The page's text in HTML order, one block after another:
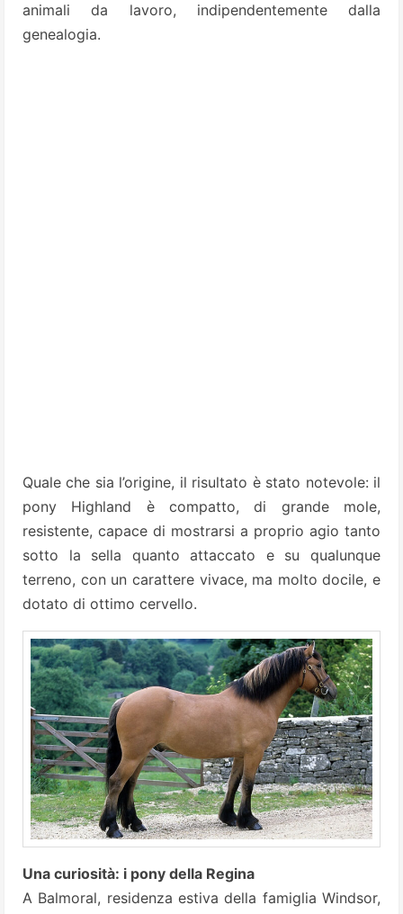
animali da lavoro, indipendentemente dalla
genealogia.
Quale che sia l’origine, il risultato è stato notevole: il
pony Highland è compatto, di grande mole,
resistente, capace di mostrarsi a proprio agio tanto
sotto la sella quanto attaccato e su qualunque
terreno, con un carattere vivace, ma molto docile, e
dotato di ottimo cervello.
Una curiosità: i pony della Regina
A Balmoral, residenza estiva della famiglia Windsor,